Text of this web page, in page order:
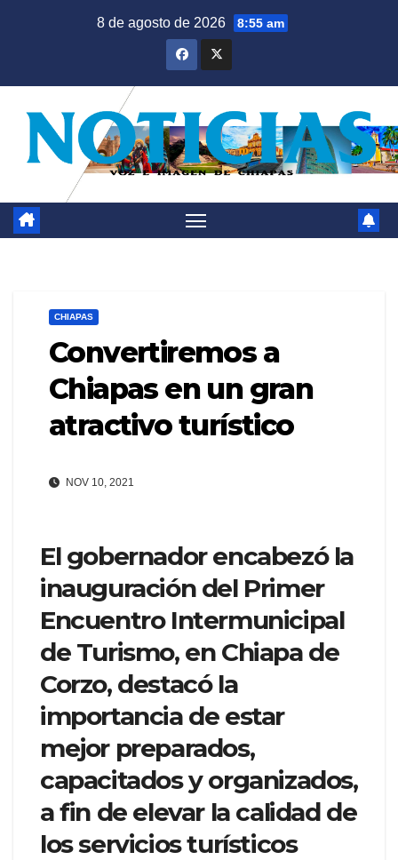
8 de agosto de 2026 8:55 am
CHIAPAS
Convertiremos a
Chiapas en un gran
atractivo turístico
NOV 10, 2021
El gobernador encabezó la
inauguración del Primer
Encuentro Intermunicipal
de Turismo, en Chiapa de
Corzo, destacó la
importancia de estar
mejor preparados,
capacitados y organizados,
a fin de elevar la calidad de
los servicios turísticos